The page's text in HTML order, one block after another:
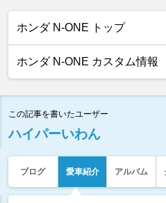
ホンダ N-ONE トップ
ホンダ N-ONE カスタム情報
この記事を書いたユーザー
ハイパーいわん
ブログ 愛車紹介 アルバム